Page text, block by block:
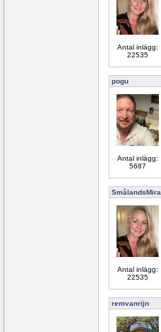
Antal inlägg:
22535
pogu
Antal inlägg:
5687
SmålandsMira
Antal inlägg:
22535
remvanrijn